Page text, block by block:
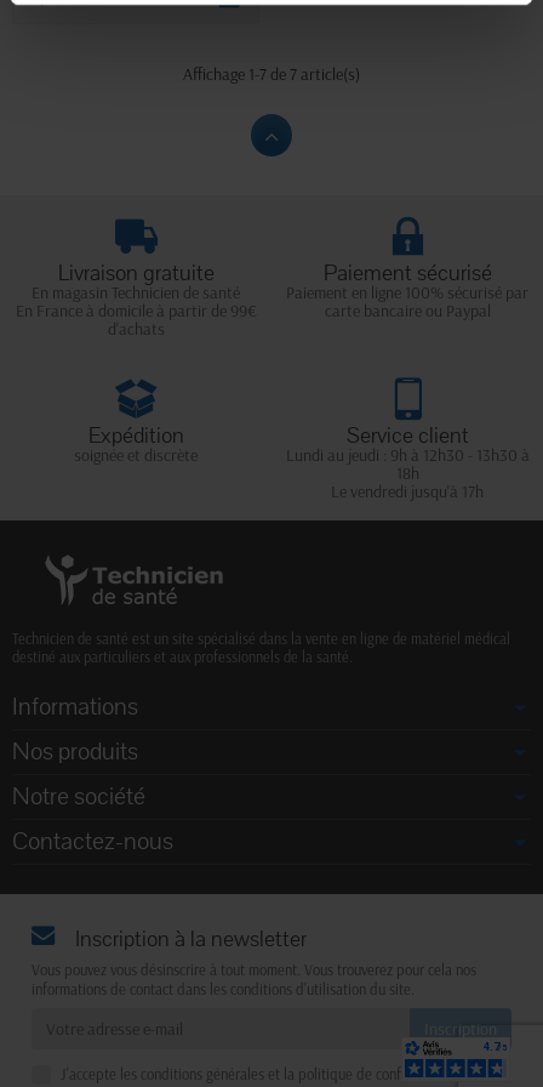
Affichage 1-7 de 7 article(s)
Livraison gratuite
En magasin Technicien de santé
En France à domicile à partir de 99€
d'achats
Paiement sécurisé
Paiement en ligne 100% sécurisé par
carte bancaire ou Paypal
Expédition
soignée et discrète
Service client
Lundi au jeudi : 9h à 12h30 - 13h30 à
18h
Le vendredi jusqu'à 17h
Technicien de santé est un site spécialisé dans la vente en ligne de matériel médical
destiné aux particuliers et aux professionnels de la santé.
Informations
Nos produits
Notre société
Contactez-nous
Inscription à la newsletter
Vous pouvez vous désinscrire à tout moment. Vous trouverez pour cela nos
informations de contact dans les conditions d'utilisation du site.
J'accepte les conditions générales et la politique de confidentialité